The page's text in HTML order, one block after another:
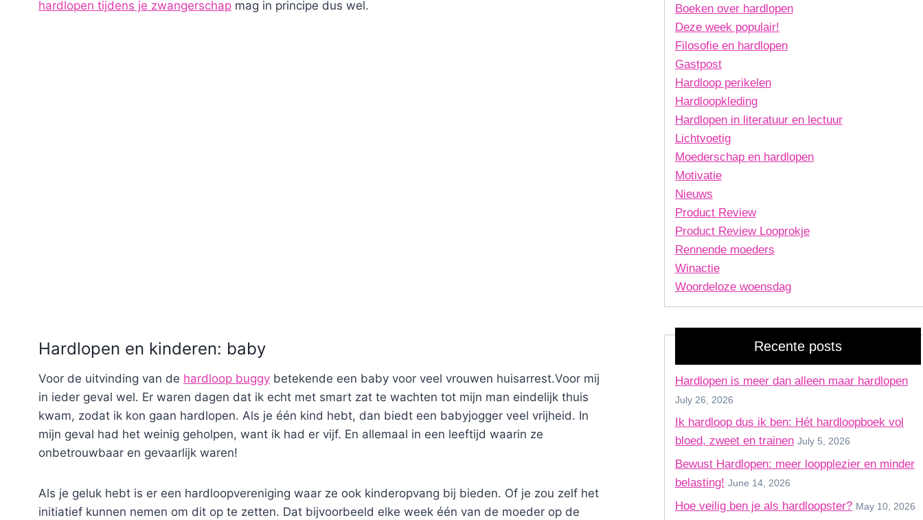
hardlopen tijdens je zwangerschap mag in principe dus wel.
Hardlopen en kinderen: baby
Voor de uitvinding van de hardloop buggy betekende een baby voor veel vrouwen huisarrest.Voor mij
in ieder geval wel. Er waren dagen dat ik echt met smart zat te wachten tot mijn man eindelijk thuis
kwam, zodat ik kon gaan hardlopen. Als je één kind hebt, dan biedt een babyjogger veel vrijheid. In
mijn geval had het weinig geholpen, want ik had er vijf. En allemaal in een leeftijd waarin ze
onbetrouwbaar en gevaarlijk waren!
Als je geluk hebt is er een hardloopvereniging waar ze ook kinderopvang bij bieden. Of je zou zelf het
initiatief kunnen nemen om dit op te zetten. Dat bijvoorbeeld elke week één van de moeder op de
Boeken over hardlopen
Deze week populair!
Filosofie en hardlopen
Gastpost
Hardloop perikelen
Hardloopkleding
Hardlopen in literatuur en lectuur
Lichtvoetig
Moederschap en hardlopen
Motivatie
Nieuws
Product Review
Product Review Looprokje
Rennende moeders
Winactie
Woordeloze woensdag
Recente posts
Hardlopen is meer dan alleen maar hardlopen
July 26, 2026
Ik hardloop dus ik ben: Hét hardloopboek vol
bloed, zweet en trainen July 5, 2026
Bewust Hardlopen: meer loopplezier en minder
belasting! June 14, 2026
Hoe veilig ben je als hardloopster? May 10, 2026